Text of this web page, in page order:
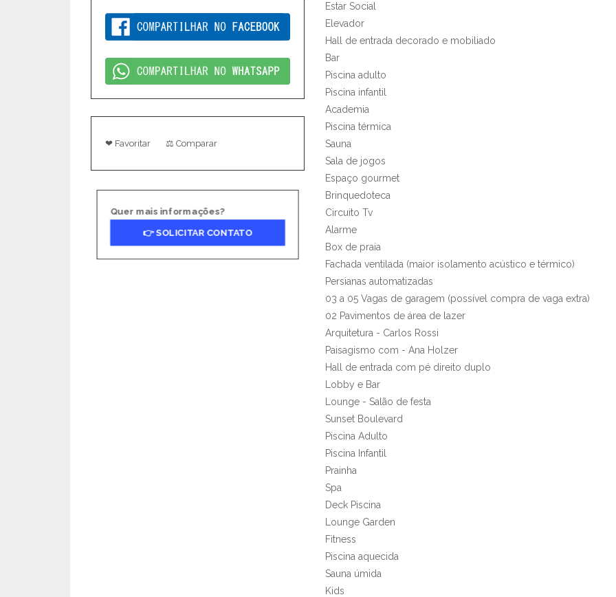
❤ Favoritar ⚖ Comparar
Quer mais informações?
👉 SOLICITAR CONTATO
Estar Social
Elevador
Hall de entrada decorado e mobiliado
Bar
Piscina adulto
Piscina infantil
Academia
Piscina térmica
Sauna
Sala de jogos
Espaço gourmet
Brinquedoteca
Circuito Tv
Alarme
Box de praia
Fachada ventilada (maior isolamento acústico e térmico)
Persianas automatizadas
03 a 05 Vagas de garagem (possível compra de vaga extra)
02 Pavimentos de área de lazer
Arquitetura - Carlos Rossi
Paisagismo com - Ana Holzer
Hall de entrada com pé direito duplo
Lobby e Bar
Lounge - Salão de festa
Sunset Boulevard
Piscina Adulto
Piscina Infantil
Prainha
Spa
Deck Piscina
Lounge Garden
Fitness
Piscina aquecida
Sauna úmida
Kids